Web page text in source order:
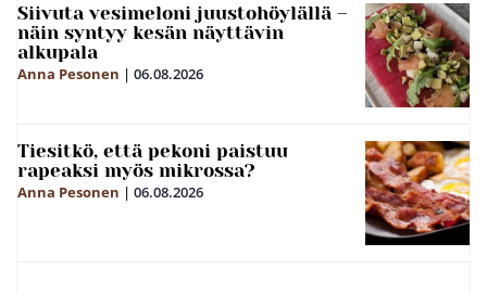
Siivuta vesimeloni juustohöylällä –
näin syntyy kesän näyttävin
alkupala
Anna Pesonen | 06.08.2026
Tiesitkö, että pekoni paistuu
rapeaksi myös mikrossa?
Anna Pesonen | 06.08.2026